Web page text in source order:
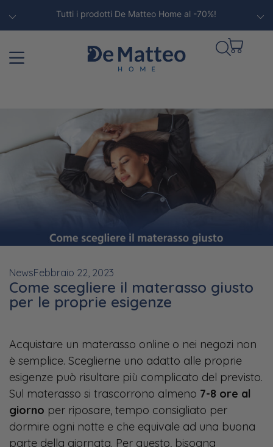
Approfitta ora la promo termina !
NewsFebbraio 22, 2023
Come scegliere il materasso giusto
per le proprie esigenze
Acquistare un materasso online o nei negozi non
è semplice. Sceglierne uno adatto alle proprie
esigenze può risultare più complicato del previsto.
Sul materasso si trascorrono almeno 7-8 ore al
giorno per riposare, tempo consigliato per
dormire ogni notte e che equivale ad una buona
parte della giornata. Per questo, bisogna